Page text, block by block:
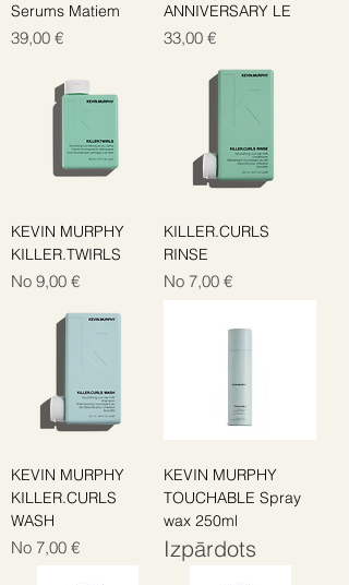
Serums Matiem
Cena
39,00 €
ANNIVERSARY LE
Cena
33,00 €
KEVIN MURPHY
KILLER.TWIRLS
No 9,00 €
Izpārdošanas cena
KILLER.CURLS
RINSE
No 7,00 €
Izpārdošanas cena
KEVIN MURPHY
KILLER.CURLS
WASH
No 7,00 €
Izpārdošanas cena
KEVIN MURPHY
TOUCHABLE Spray
wax 250ml
Izpārdots